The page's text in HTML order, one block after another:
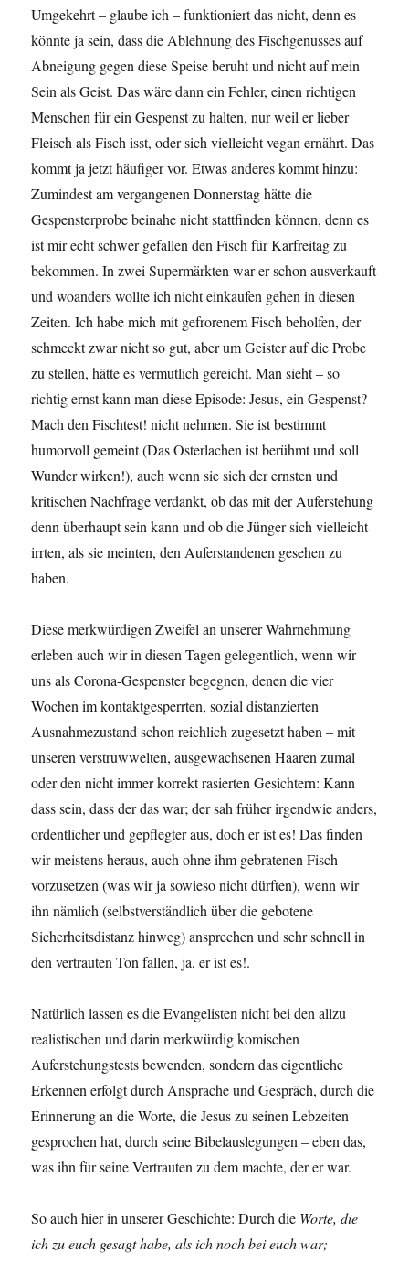
Umgekehrt – glaube ich – funktioniert das nicht, denn es
könnte ja sein, dass die Ablehnung des Fischgenusses auf
Abneigung gegen diese Speise beruht und nicht auf mein
Sein als Geist. Das wäre dann ein Fehler, einen richtigen
Menschen für ein Gespenst zu halten, nur weil er lieber
Fleisch als Fisch isst, oder sich vielleicht vegan ernährt. Das
kommt ja jetzt häufiger vor. Etwas anderes kommt hinzu:
Zumindest am vergangenen Donnerstag hätte die
Gespensterprobe beinahe nicht stattfinden können, denn es
ist mir echt schwer gefallen den Fisch für Karfreitag zu
bekommen. In zwei Supermärkten war er schon ausverkauft
und woanders wollte ich nicht einkaufen gehen in diesen
Zeiten. Ich habe mich mit gefrorenem Fisch beholfen, der
schmeckt zwar nicht so gut, aber um Geister auf die Probe
zu stellen, hätte es vermutlich gereicht. Man sieht – so
richtig ernst kann man diese Episode: Jesus, ein Gespenst?
Mach den Fischtest! nicht nehmen. Sie ist bestimmt
humorvoll gemeint (Das Osterlachen ist berühmt und soll
Wunder wirken!), auch wenn sie sich der ernsten und
kritischen Nachfrage verdankt, ob das mit der Auferstehung
denn überhaupt sein kann und ob die Jünger sich vielleicht
irrten, als sie meinten, den Auferstandenen gesehen zu
haben.
Diese merkwürdigen Zweifel an unserer Wahrnehmung
erleben auch wir in diesen Tagen gelegentlich, wenn wir
uns als Corona-Gespenster begegnen, denen die vier
Wochen im kontaktgesperrten, sozial distanzierten
Ausnahmezustand schon reichlich zugesetzt haben – mit
unseren verstruwwelten, ausgewachsenen Haaren zumal
oder den nicht immer korrekt rasierten Gesichtern: Kann
dass sein, dass der das war; der sah früher irgendwie anders,
ordentlicher und gepflegter aus, doch er ist es! Das finden
wir meistens heraus, auch ohne ihm gebratenen Fisch
vorzusetzen (was wir ja sowieso nicht dürften), wenn wir
ihn nämlich (selbstverständlich über die gebotene
Sicherheitsdistanz hinweg) ansprechen und sehr schnell in
den vertrauten Ton fallen, ja, er ist es!.
Natürlich lassen es die Evangelisten nicht bei den allzu
realistischen und darin merkwürdig komischen
Auferstehungstests bewenden, sondern das eigentliche
Erkennen erfolgt durch Ansprache und Gespräch, durch die
Erinnerung an die Worte, die Jesus zu seinen Lebzeiten
gesprochen hat, durch seine Bibelauslegungen – eben das,
was ihn für seine Vertrauten zu dem machte, der er war.
So auch hier in unserer Geschichte: Durch die Worte, die
ich zu euch gesagt habe, als ich noch bei euch war;